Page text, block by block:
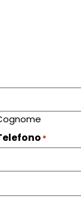
*